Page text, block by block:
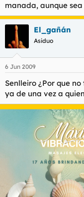
manada, aunque
El_gañán
Asiduo
6 Jun 2009
Senlleiro ¿Por que
ya de una vez a